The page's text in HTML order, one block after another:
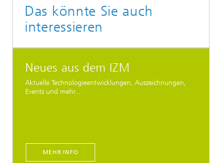
Das könnte Sie auch
interessieren
Neues aus dem IZM
Aktuelle Technologieentwicklungen, Auszeichnungen,
Events und mehr...
MEHR INFO